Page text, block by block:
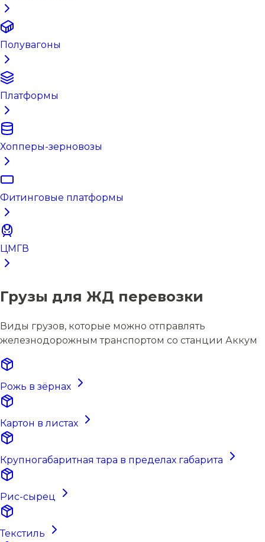
Полувагоны
Платформы
Хопперы-зерновозы
Фитинговые платформы
ЦМГВ
Грузы для ЖД перевозки
Виды грузов, которые можно отправлять
железнодорожным транспортом со станции Аккум
Рожь в зёрнах
Картон в листах
Крупногабаритная тара в пределах габарита
Рис-сырец
Текстиль